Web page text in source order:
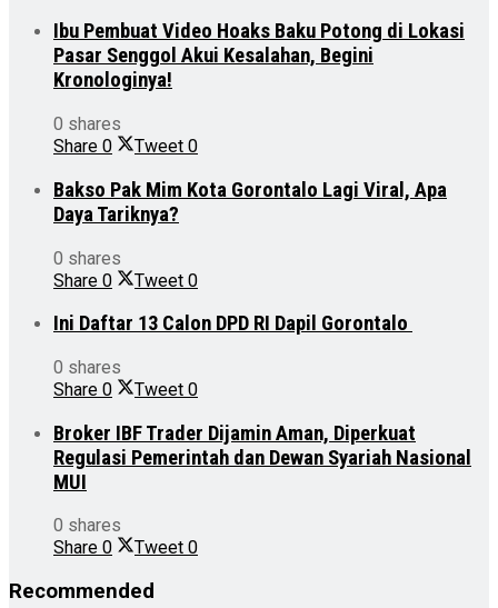
Ibu Pembuat Video Hoaks Baku Potong di Lokasi
Pasar Senggol Akui Kesalahan, Begini
Kronologinya!
0 shares
Share 0 Tweet 0
Bakso Pak Mim Kota Gorontalo Lagi Viral, Apa
Daya Tariknya?
0 shares
Share 0 Tweet 0
Ini Daftar 13 Calon DPD RI Dapil Gorontalo
0 shares
Share 0 Tweet 0
Broker IBF Trader Dijamin Aman, Diperkuat
Regulasi Pemerintah dan Dewan Syariah Nasional
MUI
0 shares
Share 0 Tweet 0
Recommended